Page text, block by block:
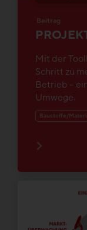
Beitrag
Mit der
Schritt zu
Betrieb –
Umwege.
Baustoffe/